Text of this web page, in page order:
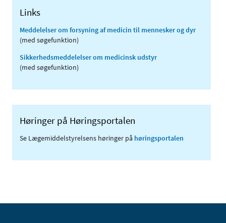
Links
Meddelelser om forsyning af medicin til mennesker og dyr
(med søgefunktion)
Sikkerhedsmeddelelser om medicinsk udstyr
(med søgefunktion)
Høringer på Høringsportalen
Se Lægemiddelstyrelsens høringer på høringsportalen